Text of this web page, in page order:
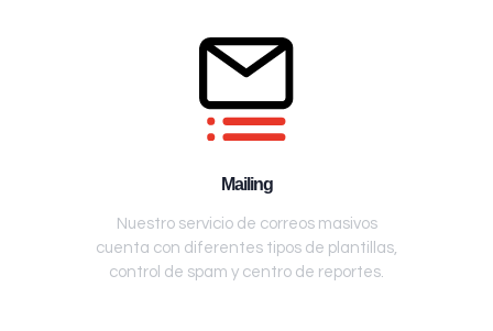
Mailing
Nuestro servicio de correos masivos
cuenta con diferentes tipos de plantillas,
control de spam y centro de reportes.